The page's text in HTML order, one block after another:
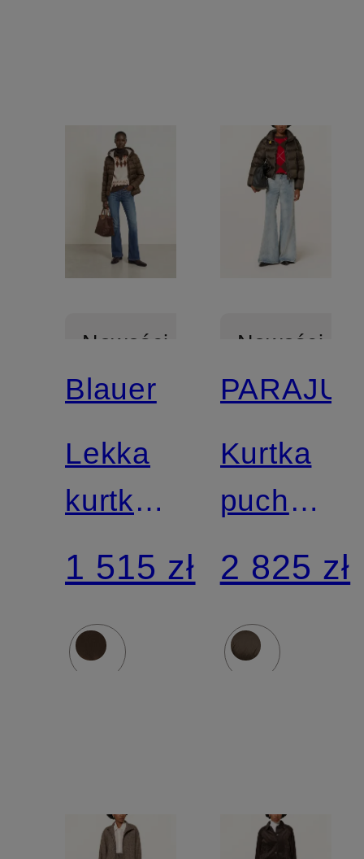
Nowości
Z
certyfikatem
Blauer
Lekka
kurtka
puchowa
CHARME
1 515 zł
Nowości
Kurtka
puchowa
KILLIN
2 825 zł